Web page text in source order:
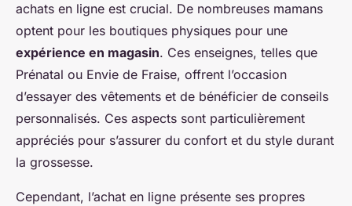
achats en ligne est crucial. De nombreuses mamans
optent pour les boutiques physiques pour une
expérience en magasin. Ces enseignes, telles que
Prénatal ou Envie de Fraise, offrent l’occasion
d’essayer des vêtements et de bénéficier de conseils
personnalisés. Ces aspects sont particulièrement
appréciés pour s’assurer du confort et du style durant
la grossesse.
Cependant, l’achat en ligne présente ses propres